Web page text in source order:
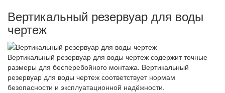
Вертикальный резервуар для воды
чертеж
Вертикальный резервуар для воды чертеж содержит точные
размеры для бесперебойного монтажа. Вертикальный
резервуар для воды чертеж соответствует нормам
безопасности и эксплуатационной надёжности.